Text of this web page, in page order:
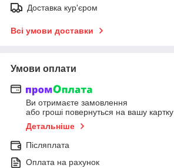
Доставка кур'єром
Всі умови доставки
Умови оплати
Ви отримаєте замовлення
або гроші повернуться на вашу картку
Детальніше
Післяплата
Оплата на рахунок